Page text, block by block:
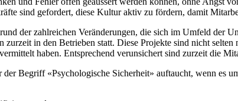
sind gefordert, diese Kultur aktiv zu fördern, damit
der zahlreichen Veränderungen, die sich im Umfeld der
in den Betrieben statt. Diese Projekte sind nicht selten
haben. Entsprechend verunsichert sind zurzeit die
Begriff «Psychologische Sicherheit» auftaucht, wenn es